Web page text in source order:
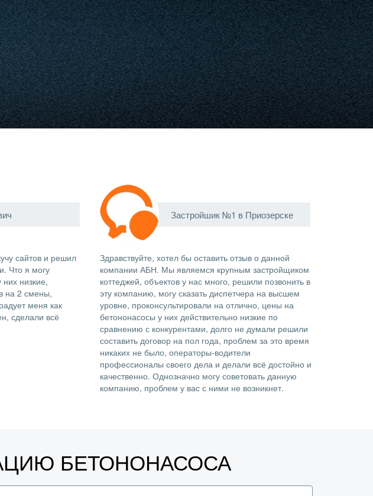
сайтов и решил
Что я могу
низкие,
на 2 смены,
меня как
сделали всё
Застройшик №1 в Приозерске
Здравствуйте, хотел бы оставить отзыв о данной
компании АБН. Мы являемся крупным застройщиком
коттеджей, объектов у нас много, решили позвонить в
эту компанию, могу сказать диспетчера на высшем
уровне, проконсультировали на отлично, цены на
бетононасосы у них действительно низкие по
сравнению с конкурентами, долго не думали решили
составить договор на пол года, проблем за это время
никаких не было, операторы-водители
профессионалы своего дела и делали всё достойно и
качественно. Однозначно могу советовать данную
компанию, проблем у вас с ними не возникнет.
БЕТОНОНАСОСА